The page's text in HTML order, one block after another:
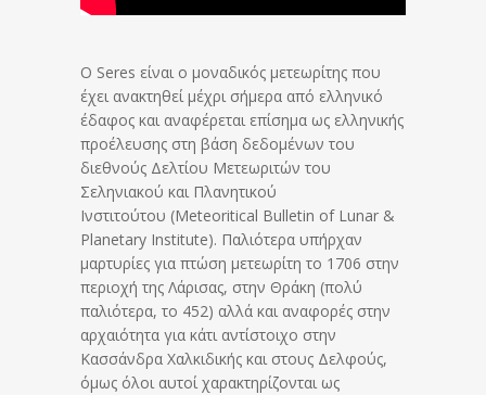
Ο Seres είναι ο μοναδικός μετεωρίτης που
έχει ανακτηθεί μέχρι σήμερα από ελληνικό
έδαφος και αναφέρεται επίσημα ως ελληνικής
προέλευσης στη βάση δεδομένων του
διεθνούς Δελτίου Μετεωριτών του
Σεληνιακού και Πλανητικού
Ινστιτούτου (Meteoritical Bulletin of Lunar &
Planetary Institute). Παλιότερα υπήρχαν
μαρτυρίες για πτώση μετεωρίτη το 1706 στην
περιοχή της Λάρισας, στην Θράκη (πολύ
παλιότερα, το 452) αλλά και αναφορές στην
αρχαιότητα για κάτι αντίστοιχο στην
Κασσάνδρα Χαλκιδικής και στους Δελφούς,
όμως όλοι αυτοί χαρακτηρίζονται ως